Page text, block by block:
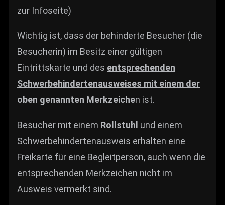
zur Infoseite)
Wichtig ist, dass der behinderte Besucher (die
Besucherin) im Besitz einer gültigen
Eintrittskarte und des entsprechenden
Schwerbehindertenausweises mit einem der
oben genannten Merkzeichen ist.
Besucher mit einem Rollstuhl und einem
Schwerbehindertenausweis erhalten eine
Freikarte für eine Begleitperson, auch wenn die
entsprechenden Merkzeichen nicht im
Ausweis vermerkt sind.